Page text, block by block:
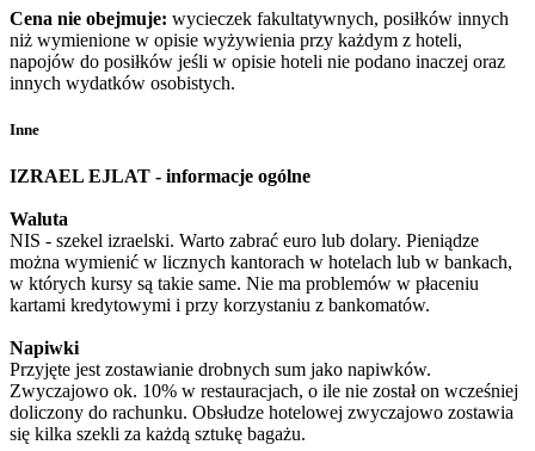
Cena nie obejmuje: wycieczek fakultatywnych, posiłków innych
niż wymienione w opisie wyżywienia przy każdym z hoteli,
napojów do posiłków jeśli w opisie hoteli nie podano inaczej oraz
innych wydatków osobistych.
Inne
IZRAEL EJLAT - informacje ogólne
Waluta
NIS - szekel izraelski. Warto zabrać euro lub dolary. Pieniądze
można wymienić w licznych kantorach w hotelach lub w bankach,
w których kursy są takie same. Nie ma problemów w płaceniu
kartami kredytowymi i przy korzystaniu z bankomatów.
Napiwki
Przyjęte jest zostawianie drobnych sum jako napiwków.
Zwyczajowo ok. 10% w restauracjach, o ile nie został on wcześniej
doliczony do rachunku. Obsłudze hotelowej zwyczajowo zostawia
się kilka szekli za każdą sztukę bagażu.